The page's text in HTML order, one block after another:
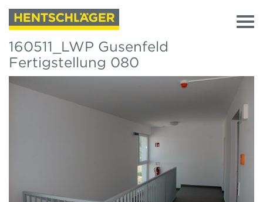
160511_LWP Gusenfeld
Fertigstellung 080